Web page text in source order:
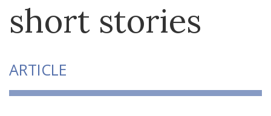
short stories
ARTICLE